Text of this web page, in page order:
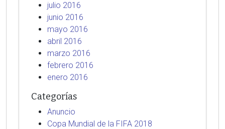
julio 2016
junio 2016
mayo 2016
abril 2016
marzo 2016
febrero 2016
enero 2016
Categorías
Anuncio
Copa Mundial de la FIFA 2018